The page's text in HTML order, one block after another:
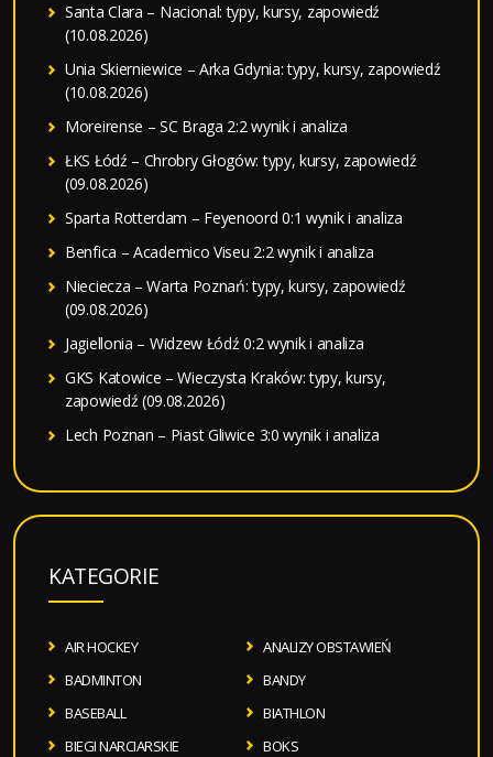
Santa Clara – Nacional: typy, kursy, zapowiedź
(10.08.2026)
Unia Skierniewice – Arka Gdynia: typy, kursy, zapowiedź
(10.08.2026)
Moreirense – SC Braga 2:2 wynik i analiza
ŁKS Łódź – Chrobry Głogów: typy, kursy, zapowiedź
(09.08.2026)
Sparta Rotterdam – Feyenoord 0:1 wynik i analiza
Benfica – Academico Viseu 2:2 wynik i analiza
Nieciecza – Warta Poznań: typy, kursy, zapowiedź
(09.08.2026)
Jagiellonia – Widzew Łódź 0:2 wynik i analiza
GKS Katowice – Wieczysta Kraków: typy, kursy,
zapowiedź (09.08.2026)
Lech Poznan – Piast Gliwice 3:0 wynik i analiza
KATEGORIE
AIR HOCKEY
ANALIZY OBSTAWIEŃ
BADMINTON
BANDY
BASEBALL
BIATHLON
BIEGI NARCIARSKIE
BOKS